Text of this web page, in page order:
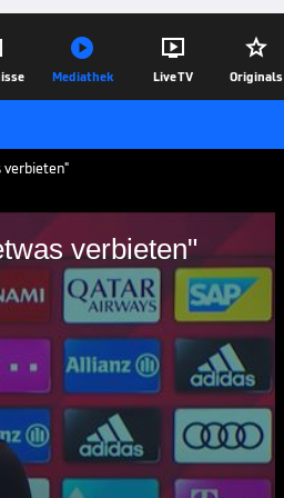

Mediathek

Live TV

Originals
verbieten"
verbieten"
keinem
Borussia
seinem Team. Zum
Transfer-
Coach diplomatisch.